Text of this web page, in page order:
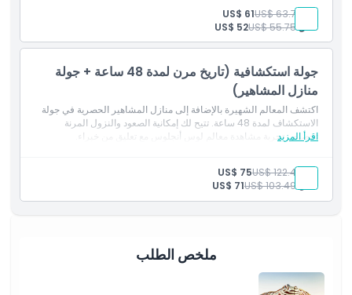
كيفية الاسترداد
الشروط والأحكام
سياسة الإلغاء
بالغ: US$ 63.75
US$ 61
طفل:US$ 55.75
US$ 52
جولة استكشافية (تاريخ مرن لمدة 48 ساعة + جولة
منازل المشاهير)
اكتشف المعالم الشهيرة بالإضافة إلى منازل المشاهير الحصرية في جولة
الاستكشاف لمدة 48 ساعة. تتيح لك إمكانية الصعود والنزول المرنة
تخصيص تجربة مشاهدة معالم لوس أنجلوس مع تعليق من خبراء.
اقرأ المزيد
بالغ: US$ 122.49
US$ 75
طفل:US$ 103.49
US$ 71
ملخص الطلب